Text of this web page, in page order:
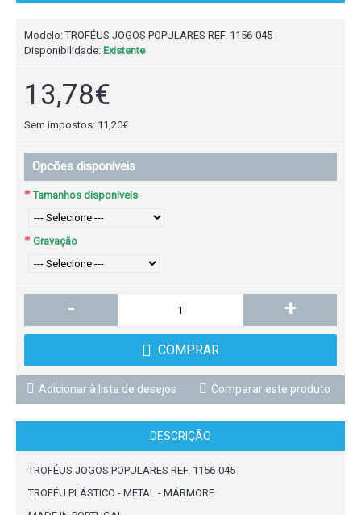
Modelo:TROFÉUS JOGOS POPULARES REF. 1156-045
Disponibilidade: Existente
13,78€
Sem impostos: 11,20€
Opcões disponíveis
Tamanhos disponiveis
Gravação
- +
COMPRAR
Adicionar à lista de desejos Comparar este produto
DESCRIÇÃO
TROFÉUS JOGOS POPULARES REF. 1156-045
TROFÉU PLÁSTICO - METAL - MÁRMORE